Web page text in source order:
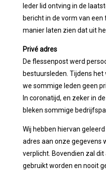
Ieder lid ontving in de
bericht in de vorm van
manier laten zien dat uit
Privé adres
De flessenpost werd
bestuursleden. Tijdens
we sommige leden geen
In coronatijd, en zeker in
bleken sommige
Wij hebben hiervan
adres aan onze gegevens
verplicht. Bovendien zal
gebruikt worden en nooit